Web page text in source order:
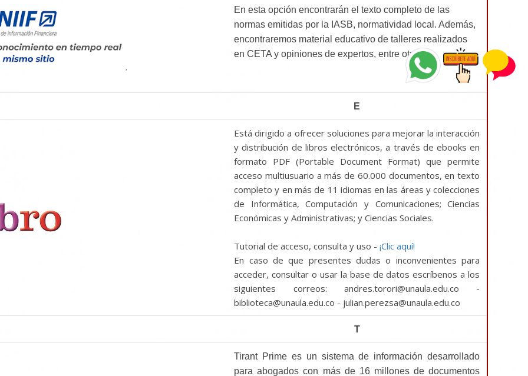
En esta opción encontrarán el texto completo de las
normas emitidas por la IASB, normatividad local. Además,
encontraremos material educativo de talleres realizados
en CETA y opiniones de expertos, entre otros.
E
Está dirigido a ofrecer soluciones para mejorar la interacción
y distribución de libros electrónicos, a través de ebooks en
formato PDF (Portable Document Format) que permite
acceso multiusuario a más de 60.000 documentos, en texto
completo y en más de 11 idiomas en las áreas y colecciones
de Informática, Computación y Comunicaciones; Ciencias
Económicas y Administrativas; y Ciencias Sociales.
Tutorial de acceso, consulta y uso -¡Clic aquí!
En caso de que presentes dudas o inconvenientes para
acceder, consultar o usar la base de datos escríbenos a los
siguientes correos: andres.torori@unaula.edu.co -
biblioteca@unaula.edu.co - julian.perezsa@unaula.edu.co
T
Tirant Prime es un sistema de información desarrollado
para abogados con más de 16 millones de documentos